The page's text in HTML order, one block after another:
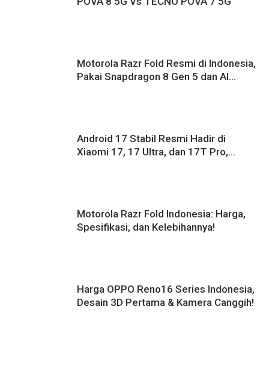
Motorola Razr Fold Resmi di Indonesia,
Pakai Snapdragon 8 Gen 5 dan AI
Android 17 Stabil Resmi Hadir di
Xiaomi 17, 17 Ultra, dan 17T Pro,
Motorola Razr Fold Indonesia: Harga,
Spesifikasi, dan Kelebihannya!
Harga OPPO Reno16 Series Indonesia,
Desain 3D Pertama & Kamera Canggih!